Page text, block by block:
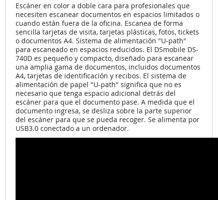
Escáner en color a doble cara para profesionales que
necesiten escanear documentos en espacios limitados o
cuando están fuera de la oficina. Escanea de forma
sencilla tarjetas de visita, tarjetas plásticas, fotos, tickets
o documentos A4. Sistema de alimentación "U-path"
para escaneado en espacios reducidos. El DSmobile DS-
740D es pequeño y compacto, diseñado para escanear
una amplia gama de documentos, incluidos documentos
A4, tarjetas de identificación y recibos. El sistema de
alimentación de papel "U-path" significa que no es
necesario que tenga espacio adicional detrás del
escáner para que el documento pase. A medida que el
documento ingresa, se desliza sobre la parte superior
del escáner para que se pueda recoger. Se alimenta por
USB3.0 conectado a un ordenador.